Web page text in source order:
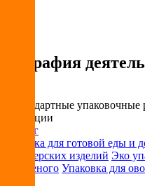
География
Открыть в Яндекс.Картах
Нестандартные
продукции
Каталог
Упаковка для готовой еды и
кондитерских изделий Эко
мороженого Упаковка для